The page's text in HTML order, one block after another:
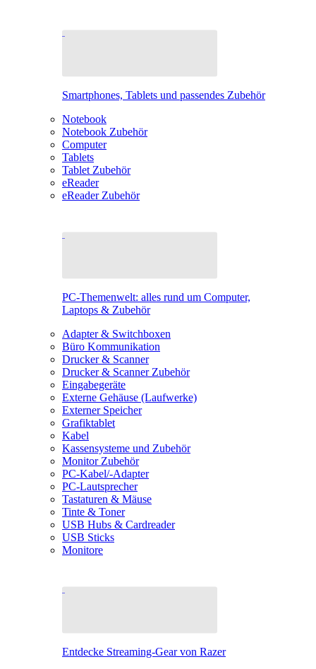
Smartphones, Tablets und passendes Zubehör
Notebook
Notebook Zubehör
Computer
Tablets
Tablet Zubehör
eReader
eReader Zubehör
PC-Themenwelt: alles rund um Computer,
Laptops & Zubehör
Adapter & Switchboxen
Büro Kommunikation
Drucker & Scanner
Drucker & Scanner Zubehör
Eingabegeräte
Externe Gehäuse (Laufwerke)
Externer Speicher
Grafiktablet
Kabel
Kassensysteme und Zubehör
Monitor Zubehör
PC-Kabel/-Adapter
PC-Lautsprecher
Tastaturen & Mäuse
Tinte & Toner
USB Hubs & Cardreader
USB Sticks
Monitore
Entdecke Streaming-Gear von Razer